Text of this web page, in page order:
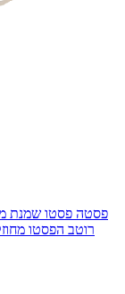
פסטה פסטו שמנת
רוטב הפסטו